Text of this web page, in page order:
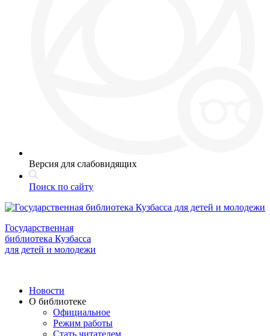
Версия для слабовидящих
Поиск по сайту
Государственная
библиотека Кузбасса
для детей и молодежи
Новости
О библиотеке
Официальное
Режим работы